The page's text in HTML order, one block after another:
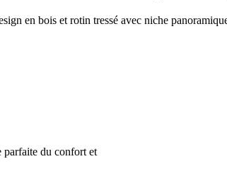
en bois et rotin tressé avec niche
parfaite du confort et